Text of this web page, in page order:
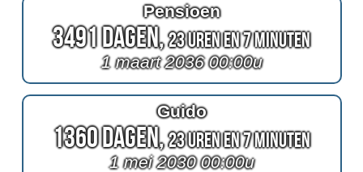
Pensioen
3491 Dagen,23 Uren en 7 Minuten
1 maart 2036 00:00u
Guido
1360 Dagen,23 Uren en 7 Minuten
1 mei 2030 00:00u